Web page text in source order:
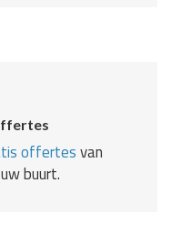
offertesvan
buurt.